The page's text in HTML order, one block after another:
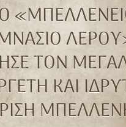
ΤΟΝ
ΚΑΙ